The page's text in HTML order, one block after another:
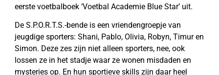
eerste voetbalboek ‘Voetbal Academie Blue Star’ uit.
De S.P.O.R.T.S.-bende is een vriendengroepje van
jeugdige sporters: Shani, Pablo, Olivia, Robyn, Timur en
Simon. Deze zes zijn niet alleen sporters, nee, ook
lossen ze in het stadje waar ze wonen misdaden en
mysteries op. En hun sportieve skills zijn daar heel